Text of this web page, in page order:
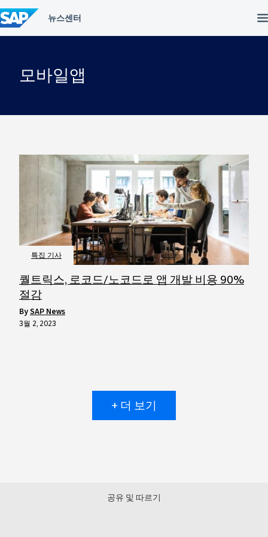
텐
츠
건
모바일앱
특집 기사
퀄트릭스, 로코드/노코드로 앱 개발 비용 90%
절감
by SAP News
3월 2, 2023
+ 더 보기
공유 및 따르기